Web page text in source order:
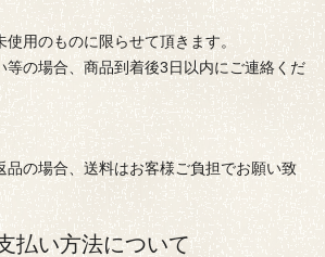
用のものに限らせて頂きます。
等の場合、商品到着後3日以内にご連絡くだ
品の場合、送料はお客様ご負担でお願い致
払い方法について